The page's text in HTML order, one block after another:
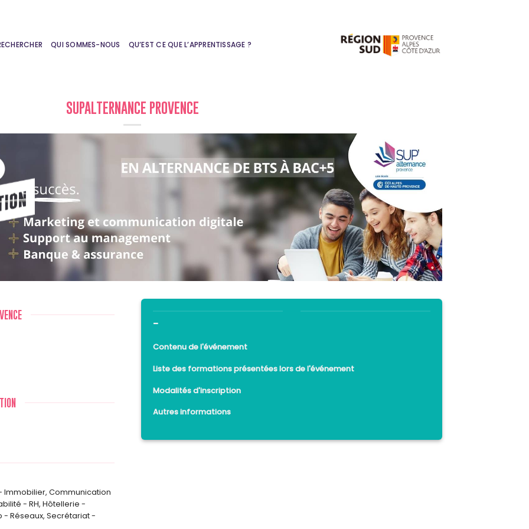
QUI SOMMES-NOUS QU’EST CE QUE L’APPRENTISSAGE ?
SUPALTERNANCE PROVENCE
Immobilier, Communication
- RH, Hôtellerie -
- Réseaux, Secrétariat -
-
Contenu de l'événement
Liste des formations présentées lors de l'événement
Modalités d'inscription
Autres informations